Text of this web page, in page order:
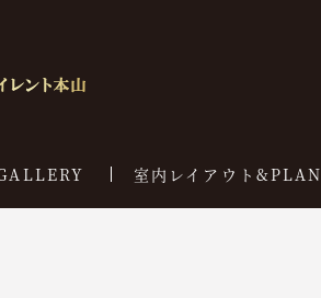
室内レイアウト&PLAN